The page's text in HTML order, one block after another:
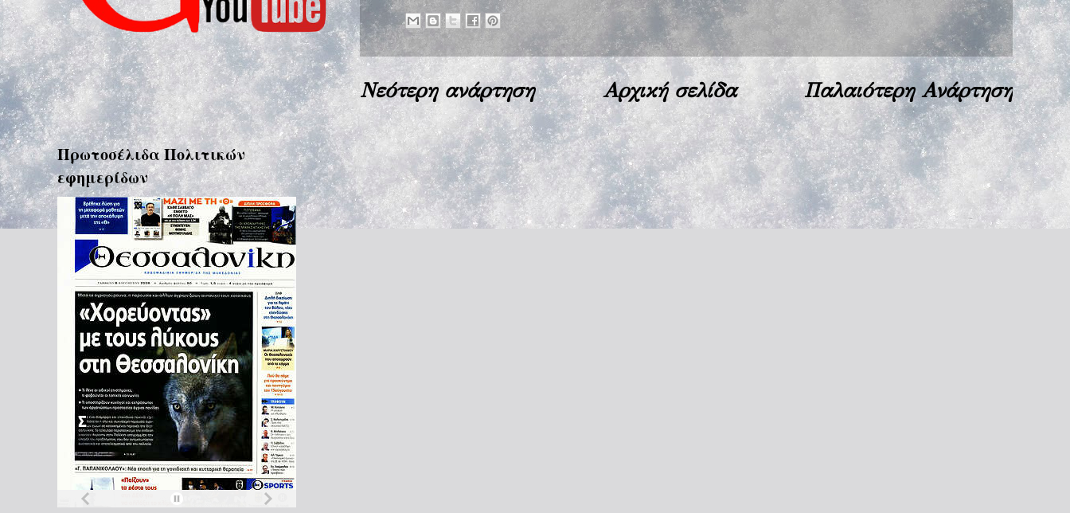
Νεότερη ανάρτηση Παλαιότερη Ανάρτηση
Αρχική σελίδα
Πρωτοσέλιδα Πολιτικών
εφημερίδων